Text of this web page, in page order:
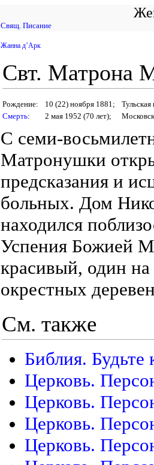
Свящ. Писание
Жанна д’Арк
Свт. Матрона
Рождение: 10 (22) ноября 1881;
Тульская
Смерть: 2 мая 1952 (70 лет);
С семи-
Матронушки
предсказания и
больных. Дом
находился
Успения Божией
красивый, один
окрестных
См. также
Библия. Будьте
Церковь.
Церковь.
Церковь.
Церковь.